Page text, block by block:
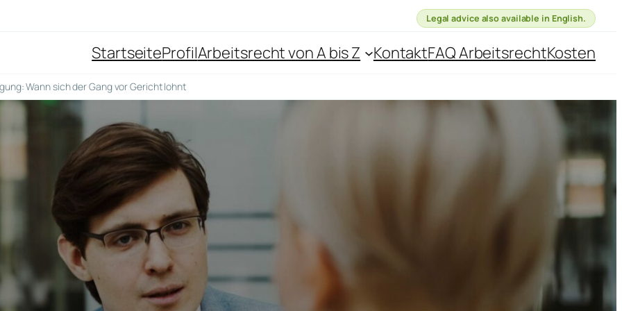
Legal advice also available in English.
StartseiteProfilArbeitsrecht von A bis Z KontaktFAQ ArbeitsrechtKosten
Wann sich der Gang vor Gericht lohnt